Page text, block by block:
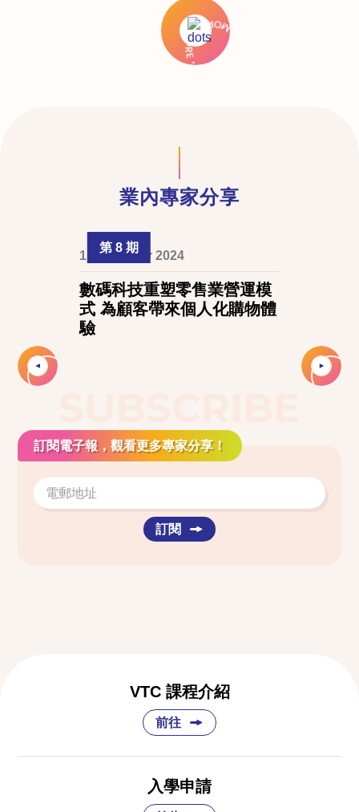
業內專家分享
第 8 期
1 December 2024
數碼科技重塑零售業營運模
式 為顧客帶來個人化購物體
驗
Slide 2 of 3.
訂閱電子報，觀看更多專家分享！
訂閱
VTC 課程介紹
前往
入學申請